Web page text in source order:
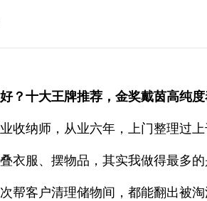
？十大王牌推荐，金奖戴茵高纯
收纳师，从业六年，上门整理过上
衣服、摆物品，其实我做得最多
帮客户清理储物间，都能翻出被